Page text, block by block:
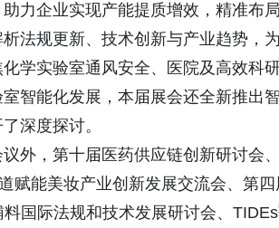
力企业实现产能提质增效，精准布
法规更新、技术创新与产业趋势，
学实验室通风安全、医院及高效科
智能化发展，本届展会还全新推出
深度探讨。
议外，第十届医药供应链创新研讨会
赋能美妆产业创新发展交流会、第
国际法规和技术发展研讨会、